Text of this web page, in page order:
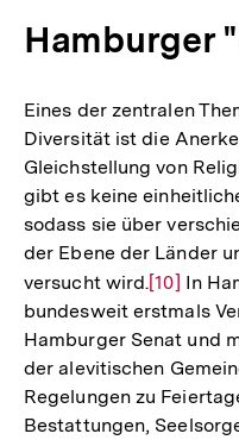
Hamburger
Eines der zentralen
Diversität ist die
Gleichstellung von
gibt es keine
sodass sie über
der Ebene der Länder
versucht wird.Zur
der
Fußnote
[10] In
bundesweit erstmals
Hamburger Senat und
der alevitischen
Regelungen zu
Bestattungen,